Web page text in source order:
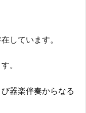
しています。
。
器楽伴奏からなる